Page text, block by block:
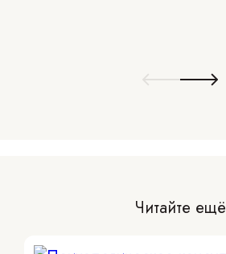
Читайте ещё